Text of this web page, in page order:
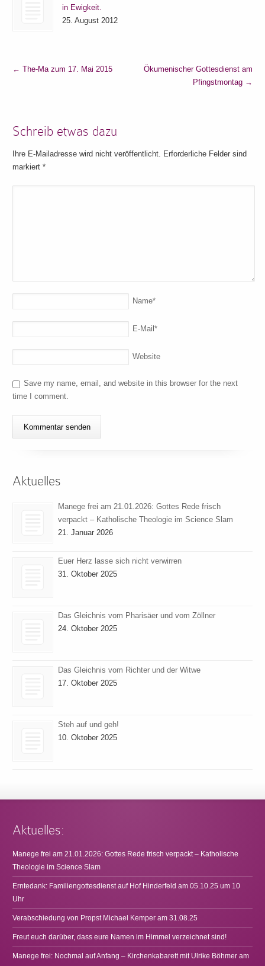
in Ewigkeit.
25. August 2012
← The-Ma zum 17. Mai 2015
Ökumenischer Gottesdienst am
Pfingstmontag →
Schreib etwas dazu
Ihre E-Mailadresse wird nicht veröffentlicht. Erforderliche Felder sind
markiert*
Name*
E-Mail*
Website
Save my name, email, and website in this browser for the next
time I comment.
Aktuelles
Manege frei am 21.01.2026: Gottes Rede frisch
verpackt – Katholische Theologie im Science Slam
21. Januar 2026
Euer Herz lasse sich nicht verwirren
31. Oktober 2025
Das Gleichnis vom Pharisäer und vom Zöllner
24. Oktober 2025
Das Gleichnis vom Richter und der Witwe
17. Oktober 2025
Steh auf und geh!
10. Oktober 2025
Aktuelles:
Manege frei am 21.01.2026: Gottes Rede frisch verpackt – Katholische
Theologie im Science Slam
Erntedank: Familiengottesdienst auf Hof Hinderfeld am 05.10.25 um 10
Uhr
Verabschiedung von Propst Michael Kemper am 31.08.25
Freut euch darüber, dass eure Namen im Himmel verzeichnet sind!
Manege frei: Nochmal auf Anfang – Kirchenkabarett mit Ulrike Böhmer am